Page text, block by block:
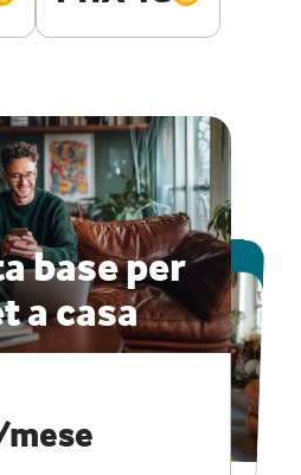
base per
a casa
ONLINE
PRO
veloce e
speciali